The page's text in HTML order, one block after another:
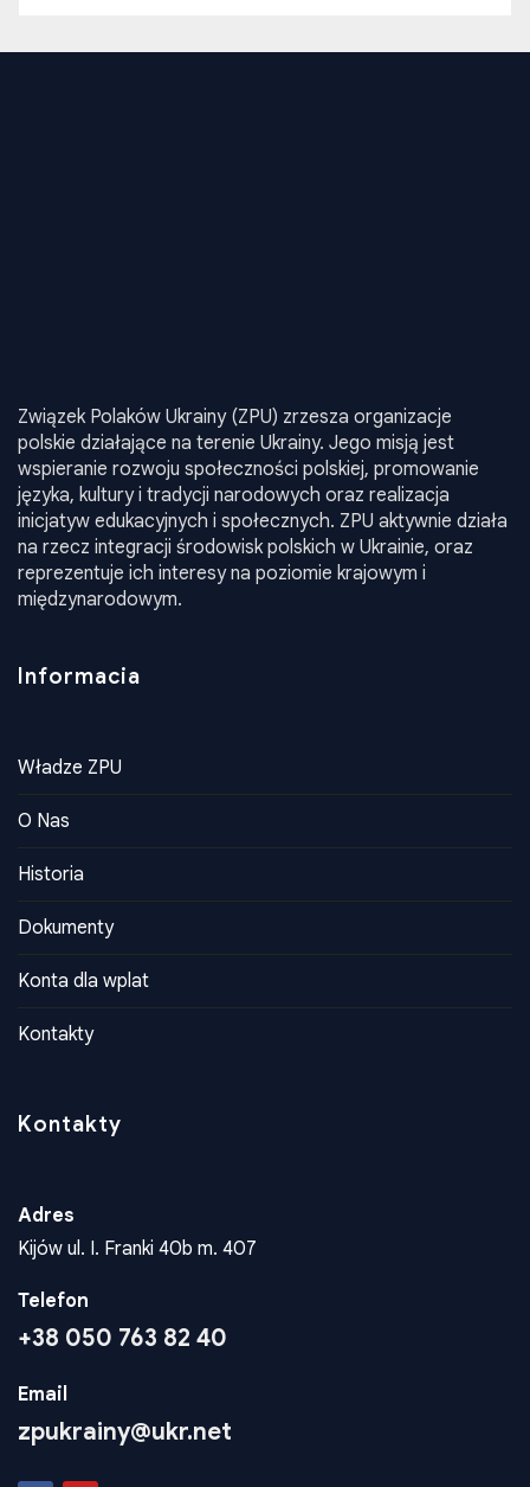
Związek Polaków Ukrainy (ZPU) zrzesza organizacje
polskie działające na terenie Ukrainy. Jego misją jest
wspieranie rozwoju społeczności polskiej, promowanie
języka, kultury i tradycji narodowych oraz realizacja
inicjatyw edukacyjnych i społecznych. ZPU aktywnie działa
na rzecz integracji środowisk polskich w Ukrainie, oraz
reprezentuje ich interesy na poziomie krajowym i
Adres
Telefon
Email